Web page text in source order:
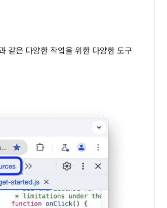
같은 다양한 작업을 위한 다양한 도구